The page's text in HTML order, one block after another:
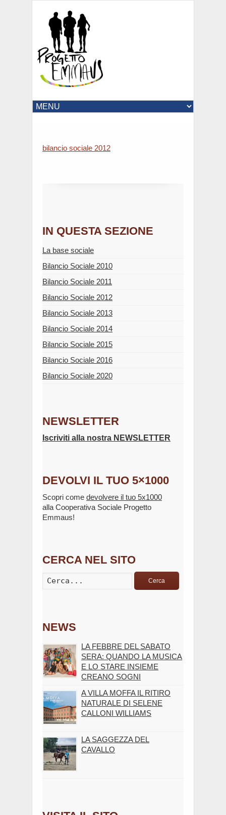
bilancio sociale 2012
IN QUESTA SEZIONE
La base sociale
Bilancio Sociale 2010
Bilancio Sociale 2011
Bilancio Sociale 2012
Bilancio Sociale 2013
Bilancio Sociale 2014
Bilancio Sociale 2015
Bilancio Sociale 2016
Bilancio Sociale 2020
NEWSLETTER
Iscriviti alla nostra NEWSLETTER
DEVOLVI IL TUO 5×1000
Scopri come devolvere il tuo 5x1000
alla Cooperativa Sociale Progetto
Emmaus!
CERCA NEL SITO
Cerca
NEWS
LA FEBBRE DEL SABATO
SERA: QUANDO LA MUSICA
E LO STARE INSIEME
CREANO SOGNI
A VILLA MOFFA IL RITIRO
NATURALE DI SELENE
CALLONI WILLIAMS
LA SAGGEZZA DEL
CAVALLO